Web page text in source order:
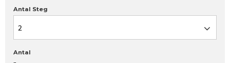
Antal Steg
2
Antal